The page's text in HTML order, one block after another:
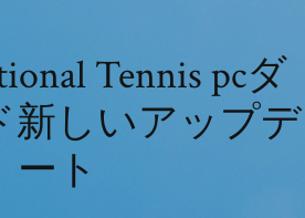
Tennis pcダ
新しいアップデ
ート